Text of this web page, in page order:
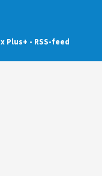
x Plus+ - RSS-feed